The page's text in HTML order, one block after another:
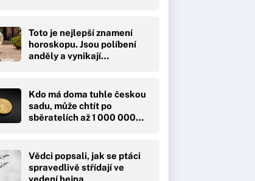
Toto je nejlepší znamení
horoskopu. Jsou políbení
anděly a vynikají…
Kdo má doma tuhle českou
sadu, může chtít po
sběratelích až 1 000 000…
Vědci popsali, jak se ptáci
spravedlivě střídají ve
vedení hejna